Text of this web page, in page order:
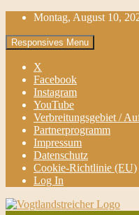
gehe
Inhalt
Montag, August 10,
Responsives Menu
X
Facebook
Instagram
YouTube
Verbreitungsgebiet /
Partnerprogramm
Impressum
Datenschutz
Cookie-Richtlinie (EU)
Log In